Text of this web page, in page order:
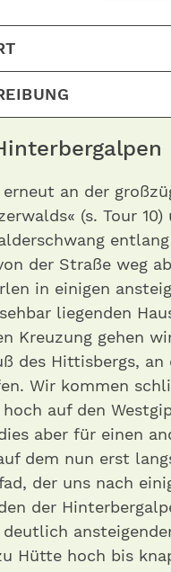
an der
(s. Tour
der Straße weg
in einigen
liegenden
Kreuzung gehen
des Hittisbergs,
Wir kommen
auf den
aber für einen
dem nun erst
der uns nach
der
Hütte hoch bis